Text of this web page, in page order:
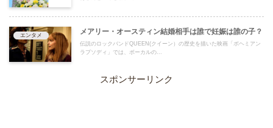
エンタメ メアリー・オースティン結婚相手は誰で妊娠は誰の子？
伝説のロックバンドQUEEN(クイーン）の歴史を描いた映画「ボヘミアン
ラプソディ」では、ボーカルの...
スポンサーリンク